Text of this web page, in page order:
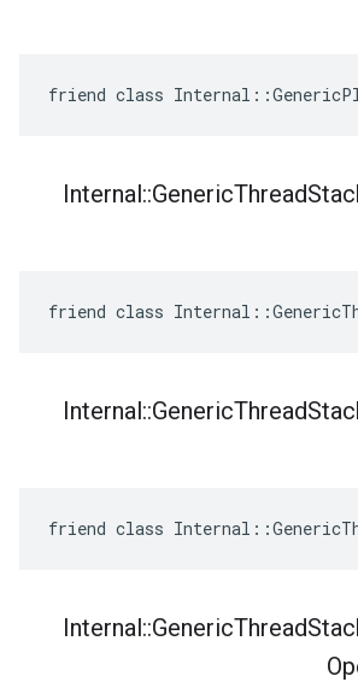
friend class
Internal::GenericThread
friend class
Internal::GenericThread
friend class
Internal::GenericThread